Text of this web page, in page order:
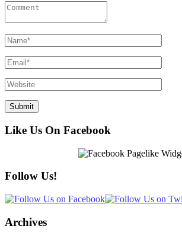
Like Us On Facebook
Follow Us!
Archives